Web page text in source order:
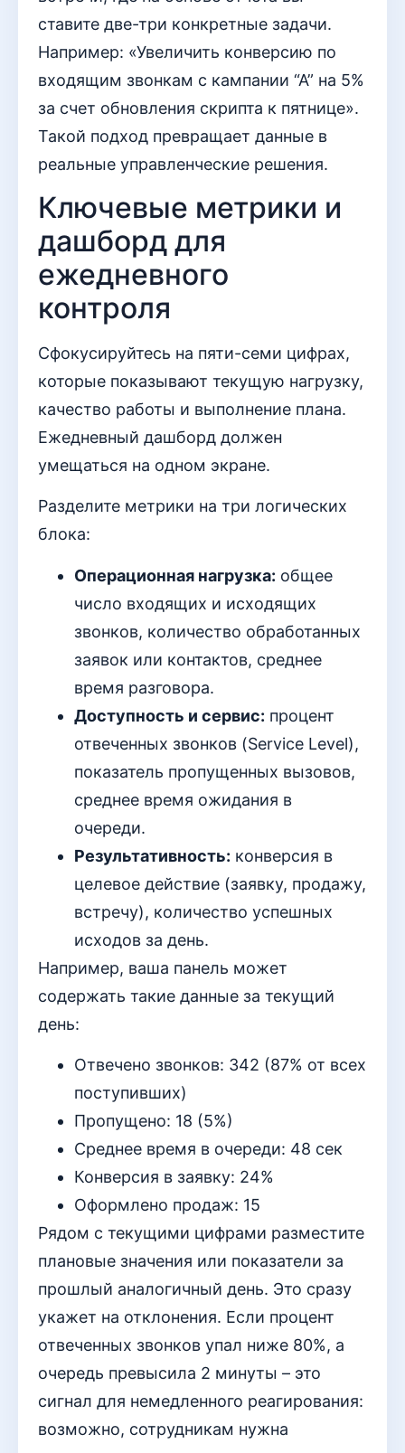
ставите две-три конкретные задачи.
Например: «Увеличить конверсию по
входящим звонкам с кампании “А” на 5%
за счет обновления скрипта к пятнице».
Такой подход превращает данные в
реальные управленческие решения.
Ключевые метрики и
дашборд для
ежедневного
контроля
Сфокусируйтесь на пяти-семи цифрах,
которые показывают текущую нагрузку,
качество работы и выполнение плана.
Ежедневный дашборд должен
умещаться на одном экране.
Разделите метрики на три логических
блока:
Операционная нагрузка: общее
число входящих и исходящих
звонков, количество обработанных
заявок или контактов, среднее
время разговора.
Доступность и сервис: процент
отвеченных звонков (Service Level),
показатель пропущенных вызовов,
среднее время ожидания в
очереди.
Результативность: конверсия в
целевое действие (заявку, продажу,
встречу), количество успешных
исходов за день.
Например, ваша панель может
содержать такие данные за текущий
день:
Отвечено звонков: 342 (87% от всех
поступивших)
Пропущено: 18 (5%)
Среднее время в очереди: 48 сек
Конверсия в заявку: 24%
Оформлено продаж: 15
Рядом с текущими цифрами разместите
плановые значения или показатели за
прошлый аналогичный день. Это сразу
укажет на отклонения. Если процент
отвеченных звонков упал ниже 80%, а
очередь превысила 2 минуты – это
сигнал для немедленного реагирования:
возможно, сотрудникам нужна